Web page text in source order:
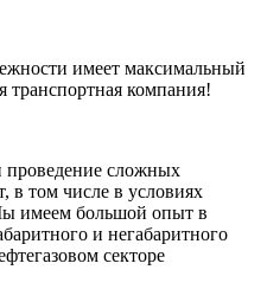
имеет максимальный
транспортная компания!
проведение сложных
в том числе в условиях
имеем большой опыт в
и негабаритного
секторе